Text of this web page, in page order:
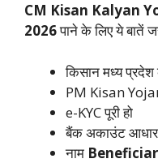
CM Kisan Kalyan
2026पाने के लिए ये बातें
किसान मध्य प्रदेश
PM Kisan
e-KYC पूरी हो
बैंक अकाउंट
नाम